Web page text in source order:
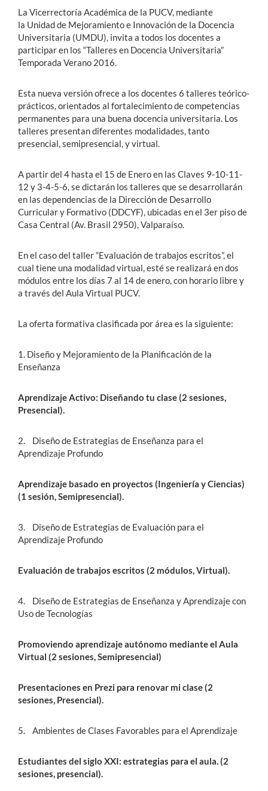
La Vicerrectoría Académica de la PUCV, mediante
la Unidad de Mejoramiento e Innovación de la Docencia
Universitaria (UMDU), invita a todos los docentes a
participar en los “Talleres en Docencia Universitaria”
Temporada Verano 2016.
Esta nueva versión ofrece a los docentes 6 talleres teórico-
prácticos, orientados al fortalecimiento de competencias
permanentes para una buena docencia universitaria. Los
talleres presentan diferentes modalidades, tanto
presencial, semipresencial, y virtual.
A partir del 4 hasta el 15 de Enero en las Claves 9-10-11-
12 y 3-4-5-6, se dictarán los talleres que se desarrollarán
en las dependencias de la Dirección de Desarrollo
Curricular y Formativo (DDCYF), ubicadas en el 3er piso de
Casa Central (Av. Brasil 2950), Valparaíso.
En el caso del taller “Evaluación de trabajos escritos”, el
cual tiene una modalidad virtual, esté se realizará en dos
módulos entre los días 7 al 14 de enero, con horario libre y
a través del Aula Virtual PUCV.
La oferta formativa clasificada por área es la siguiente:
1. Diseño y Mejoramiento de la Planificación de la
Enseñanza
Aprendizaje Activo: Diseñando tu clase (2 sesiones,
Presencial).
2. Diseño de Estrategias de Enseñanza para el
Aprendizaje Profundo
Aprendizaje basado en proyectos (Ingeniería y Ciencias)
(1 sesión, Semipresencial).
3. Diseño de Estrategias de Evaluación para el
Aprendizaje Profundo
Evaluación de trabajos escritos (2 módulos, Virtual).
4. Diseño de Estrategias de Enseñanza y Aprendizaje con
Uso de Tecnologías
Promoviendo aprendizaje autónomo mediante el Aula
Virtual (2 sesiones, Semipresencial)
Presentaciones en Prezi para renovar mi clase (2
sesiones, Presencial).
5. Ambientes de Clases Favorables para el Aprendizaje
Estudiantes del siglo XXI: estrategias para el aula. (2
sesiones, presencial).